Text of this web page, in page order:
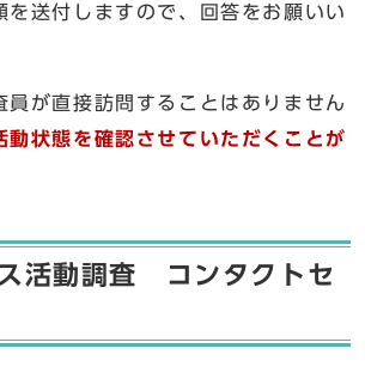
を送付しますので、回答をお願いい
員が直接訪問することはありません
動状態を確認させていただくことが
活動調査 コンタクトセ